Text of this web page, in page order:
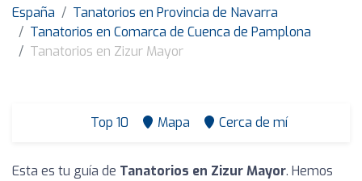
España
Tanatorios en Provincia de Navarra
Tanatorios en Comarca de Cuenca de Pamplona
Tanatorios en Zizur Mayor
Top 10 Mapa Cerca de mí
Esta es tu guía de Tanatorios en Zizur Mayor. Hemos